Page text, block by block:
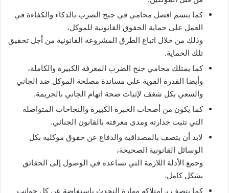
كما يتسم افضل محامي في جنح الضرب بالذكاء والكفاءة في
العمل على حماية الحقوق القانونية للموكل،
وذلك من خلال اتباع الطرق المشروعة القانونية من أجل تحقيق
تلك الحماية.
كما يمتلك محامي جنح الضرب المعرفة الكبيرة والكاملة،
وأيضا القدرة القوية على مساندة مصلحة الموكل ضد الجاني
والسعي بكل شغف لإثبات صحة اتهام الجاني بالجريمة.
كما يكون من أصحاب الخبرة الكبيرة والنجاحات المتواصلة
التي تثبت جدارته ومدى معرفته بالقانون الجنائي.
لابد أن يتصف بالمصداقية والدفاع عن حقوق موكليه بكل
الوسائل القانونية الصحيحة،
وجمع الأدلة اللازمة التي تساعده في الوصول إلى الحقائق
بشكل كامل.
كما يتصف بـ امتلاكه مهارة التحدث باستفاضة عن كل جوانب